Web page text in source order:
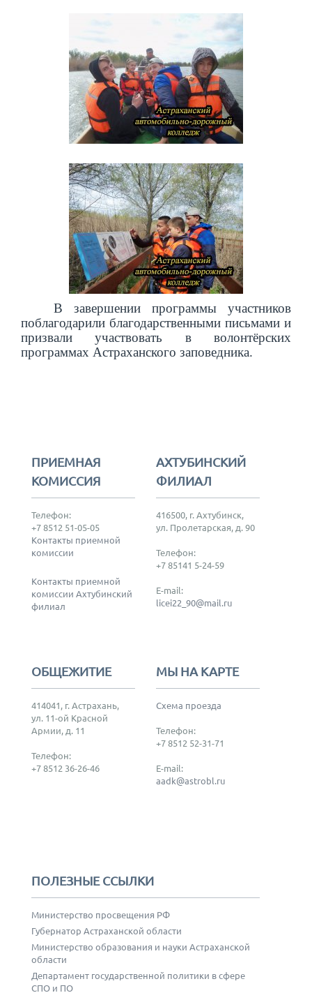
В завершении программы участников
поблагодарили благодарственными письмами и
призвали участвовать в волонтёрских
программах Астраханского заповедника.
ПРИЕМНАЯ
КОМИССИЯ
Телефон:
+7 8512 51-05-05
Контакты приемной
комиссии
Контакты приемной
комиссии Ахтубинский
филиал
АХТУБИНСКИЙ
ФИЛИАЛ
416500, г. Ахтубинск,
ул. Пролетарская, д. 90
Телефон:
+7 85141 5-24-59
E-mail:
licei22_90@mail.ru
ОБЩЕЖИТИЕ
414041, г. Астрахань,
ул. 11-ой Красной
Армии, д. 11
Телефон:
+7 8512 36-26-46
МЫ НА КАРТЕ
Схема проезда
Телефон:
+7 8512 52-31-71
E-mail:
aadk@astrobl.ru
ПОЛЕЗНЫЕ ССЫЛКИ
Министерство просвещения РФ
Губернатор Астраханской области
Министерство образования и науки Астраханской
области
Департамент государственной политики в сфере
СПО и ПО